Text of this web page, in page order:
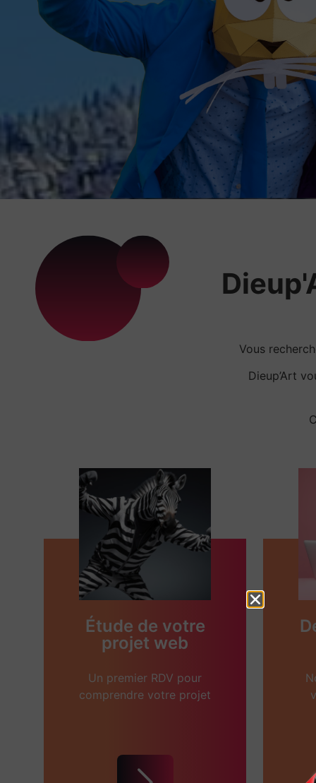
Vous
Dieup’Art
Étude de votre
projet web
Un premier RDV pour
comprendre votre projet